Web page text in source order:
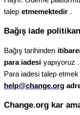
talep etmemektedir .
Bağış iade politikan
Bağış tarihinden
para iadesi yapıyoruz .
Para iadesi talep etmek
help@change.org
Change.org kar